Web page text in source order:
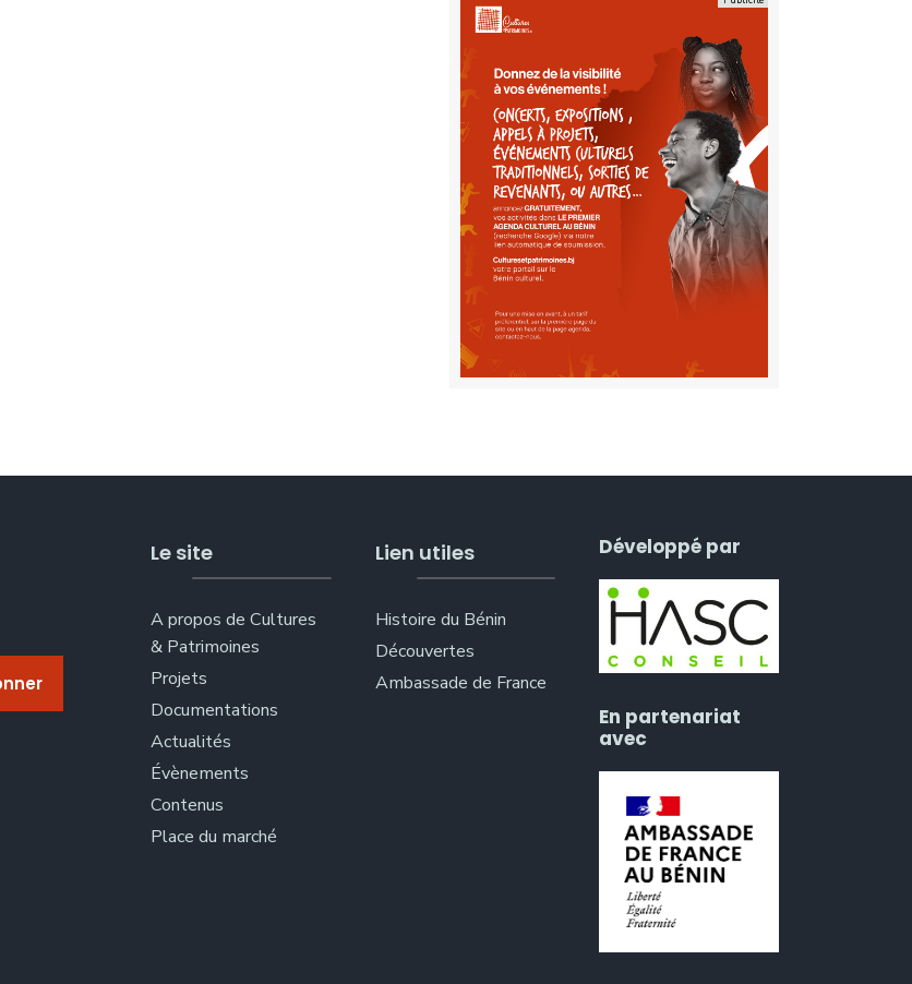
Le site
A propos de Cultures
& Patrimoines
Projets
Documentations
Actualités
Évènements
Contenus
Place du marché
Lien utiles
Histoire du Bénin
Découvertes
Ambassade de France
Développé par
En partenariat
avec